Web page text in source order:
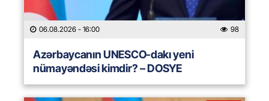
06.08.2026 - 16:00 98
Azərbaycanın UNESCO-dakı yeni
nümayəndəsi kimdir? – DOSYE